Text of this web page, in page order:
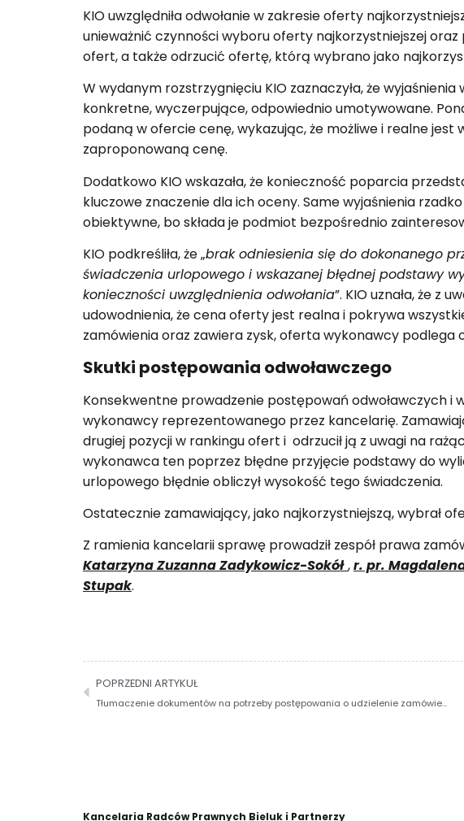
KIO uwzględniła odwołanie w zakresie oferty
unieważnić czynności wyboru oferty najkorzystniejszej
ofert, a także odrzucić ofertę, którą wybrano jako
W wydanym rozstrzygnięciu KIO zaznaczyła, że
konkretne, wyczerpujące, odpowiednio umotywowane.
podaną w ofercie cenę, wykazując, że możliwe i realne jest
zaproponowaną cenę.
Dodatkowo KIO wskazała, że konieczność poparcia
kluczowe znaczenie dla ich oceny. Same wyjaśnienia
obiektywne, bo składa je podmiot bezpośrednio
KIO podkreśliła, że „brak odniesienia się do dokonanego
świadczenia urlopowego i wskazanej błędnej podstawy
konieczności uwzględnienia odwołania”. KIO uznała, że z
udowodnienia, że cena oferty jest realna i pokrywa
zamówienia oraz zawiera zysk, oferta wykonawcy podlega
Skutki postępowania odwoławczego
Konsekwentne prowadzenie postępowań odwoławczych i
wykonawcy reprezentowanego przez kancelarię.
drugiej pozycji w rankingu ofert i odrzucił ją z uwagi na
wykonawca ten poprzez błędne przyjęcie podstawy do
urlopowego błędnie obliczył wysokość tego świadczenia.
Ostatecznie zamawiający, jako najkorzystniejszą, wybrał
Z ramienia kancelarii sprawę prowadził zespół prawa
Katarzyna Zuzanna Zadykowicz-Sokół ,r. pr.
Stupak.
POPRZEDNI ARTYKUŁ
Tłumaczenie dokumentów na potrzeby postępowania o udzielenie zamówienia publicznego
Kancelaria Radców Prawnych Bieluk i Partnerzy